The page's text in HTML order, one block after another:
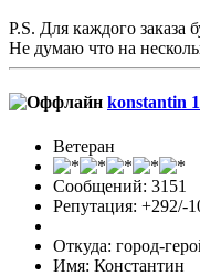
P.S. Для каждого заказа
Не думаю что на
konstantin
Ветеран
Сообщений: 3151
Репутация: +292/-
Откуда: город-
Имя: Константин